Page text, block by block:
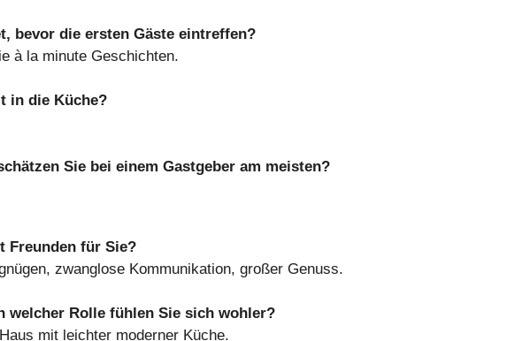
bevor die ersten Gäste eintreffen?
à la minute Geschichten.
in die Küche?
Sie bei einem Gastgeber am meisten?
Freunden für Sie?
zwanglose Kommunikation, großer Genuss.
welcher Rolle fühlen Sie sich wohler?
mit leichter moderner Küche.